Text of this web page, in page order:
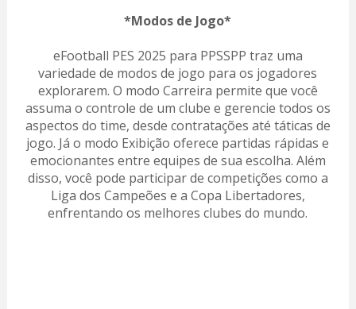
*Modos de Jogo*
eFootball PES 2025 para PPSSPP traz uma
variedade de modos de jogo para os jogadores
explorarem. O modo Carreira permite que você
assuma o controle de um clube e gerencie todos os
aspectos do time, desde contratações até táticas de
jogo. Já o modo Exibição oferece partidas rápidas e
emocionantes entre equipes de sua escolha. Além
disso, você pode participar de competições como a
Liga dos Campeões e a Copa Libertadores,
enfrentando os melhores clubes do mundo.